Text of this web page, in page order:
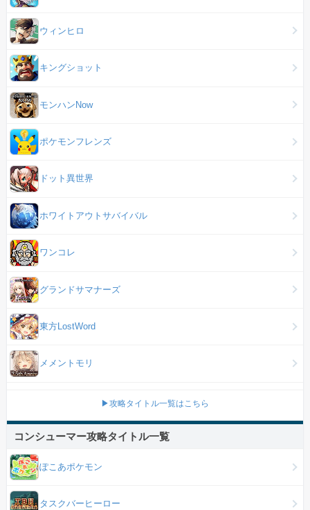
ウィンヒロ
キングショット
モンハンNow
ポケモンフレンズ
ドット異世界
ホワイトアウトサバイバル
ワンコレ
グランドサマナーズ
東方LostWord
メメントモリ
▶攻略タイトル一覧はこちら
コンシューマー攻略タイトル一覧
ぽこあポケモン
タスクバーヒーロー